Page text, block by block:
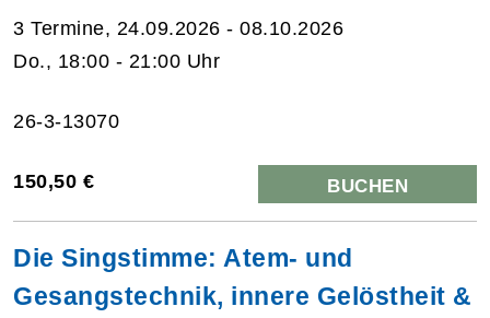
3 Termine, 24.09.2026 - 08.10.2026
Do., 18:00 - 21:00 Uhr
26-3-13070
150,50 € BUCHEN
Die Singstimme: Atem- und
Gesangstechnik, innere Gelöstheit &